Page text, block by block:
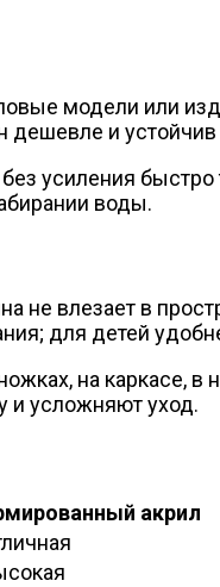
модели или
дешевле и
усиления
воды.
не влезает в
для детей
на
и усложняют уход.
акрил